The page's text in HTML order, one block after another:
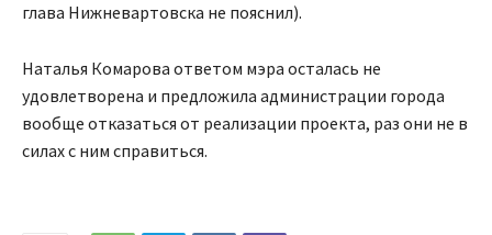
глава Нижневартовска не пояснил).
Наталья Комарова ответом мэра осталась не
удовлетворена и предложила администрации города
вообще отказаться от реализации проекта, раз они не в
силах с ним справиться.